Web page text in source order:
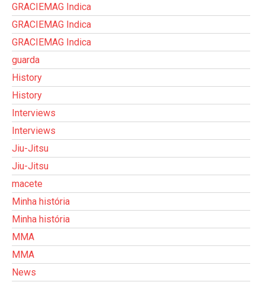
GRACIEMAG Indica
GRACIEMAG Indica
GRACIEMAG Indica
guarda
History
History
Interviews
Interviews
Jiu-Jitsu
Jiu-Jitsu
macete
Minha história
Minha história
MMA
MMA
News